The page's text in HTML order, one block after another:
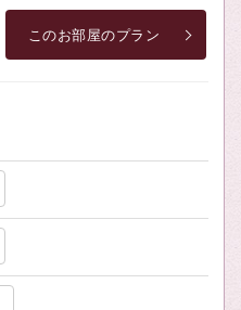
このお部屋のプラン